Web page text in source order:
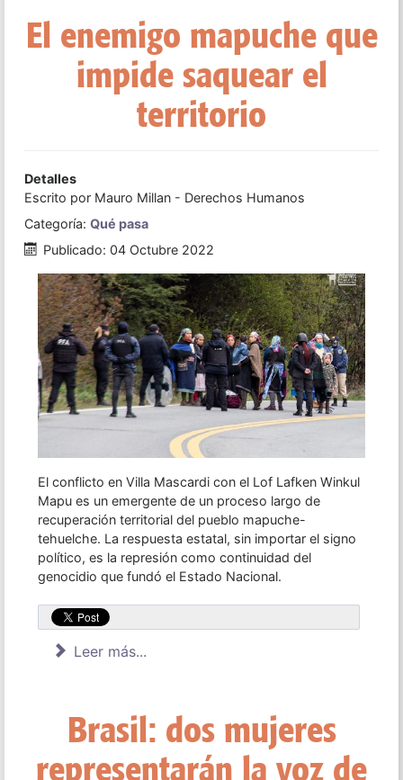
El enemigo mapuche que
impide saquear el
territorio
Detalles
Escrito por Mauro Millan - Derechos Humanos
Categoría: Qué pasa
Publicado: 04 Octubre 2022
El conflicto en Villa Mascardi con el Lof Lafken Winkul
Mapu es un emergente de un proceso largo de
recuperación territorial del pueblo mapuche-
tehuelche. La respuesta estatal, sin importar el signo
político, es la represión como continuidad del
genocidio que fundó el Estado Nacional.
Leer más...
Brasil: dos mujeres
representarán la voz de